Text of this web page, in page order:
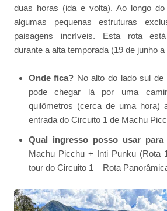
duas horas (ida e volta). Ao longo
algumas pequenas estruturas
paisagens incríveis. Esta rota
durante a alta temporada (19 de junho
Onde fica? No alto do lado sul
pode chegar lá por uma
quilômetros (cerca de uma hora)
entrada do Circuito 1 de Machu
Qual ingresso posso usar para
Machu Picchu + Inti Punku (Rota
tour do Circuito 1 – Rota